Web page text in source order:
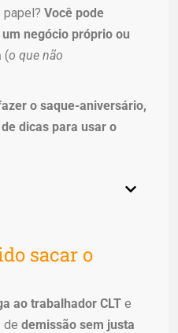
Você pode
negócio próprio ou
(o que não
o saque-aniversário,
dicas para usar o
sacar o
ao trabalhador CLT e
de demissão sem justa